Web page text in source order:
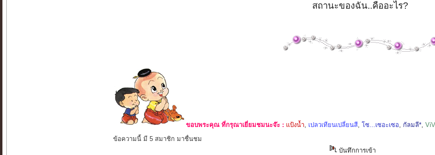
สถานะของฉัน..คืออะไร?
ขอบพระคุณ ที่กรุณาเยี่ยมชมนะจ๊ะ : แป้งน้ำ, เปลวเทียนเปลี่ยนสี,โซ...เซอะเซอ, กัลมลี*,
ข้อความนี้ มี 5 สมาชิก มาชื่นชม
บันทึกการเข้า